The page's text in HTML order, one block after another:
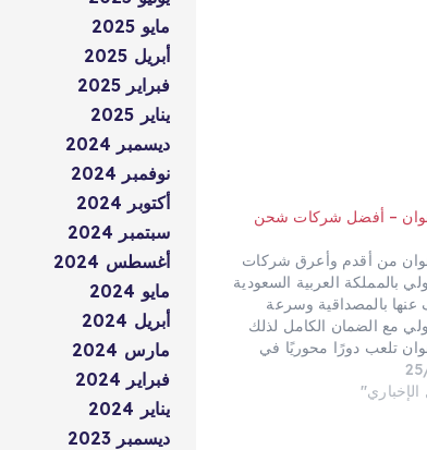
– أفضل شركات شحن
من أقدم وأعرق شركات
بالمملكة العربية السعودية
بالمصداقية وسرعة
مع الضمان الكامل لذلك
تلعب دورًا محوريًا في
و البضائع وتحقيق
خاصةً بين السعودية
مايو 2025
أبريل 2025
فبراير 2025
يناير 2025
ديسمبر 2024
نوفمبر 2024
أكتوبر 2024
سبتمبر 2024
أغسطس 2024
مايو 2024
أبريل 2024
مارس 2024
فبراير 2024
يناير 2024
ديسمبر 2023